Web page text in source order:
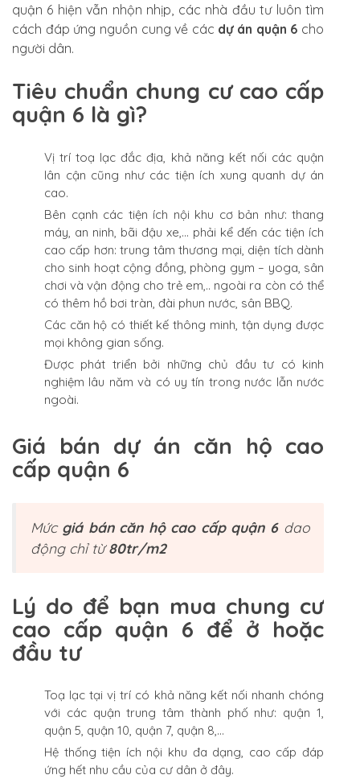
quận 6 hiện vẫn nhộn nhịp, các nhà đầu tư luôn tìm
cách đáp ứng nguồn cung về các dự án quận 6 cho
người dân.
Tiêu chuẩn chung cư cao cấp
quận 6 là gì?
Vị trí toạ lạc đắc địa, khả năng kết nối các quận
lân cận cũng như các tiện ích xung quanh dự án
cao.
Bên cạnh các tiện ích nội khu cơ bản như: thang
máy, an ninh, bãi đậu xe,… phải kể đến các tiện ích
cao cấp hơn: trung tâm thương mại, diện tích dành
cho sinh hoạt cộng đồng, phòng gym – yoga, sân
chơi và vận động cho trẻ em,.. ngoài ra còn có thể
có thêm hồ bơi tràn, đài phun nước, sân BBQ.
Các căn hộ có thiết kế thông minh, tận dụng được
mọi không gian sống.
Được phát triển bởi những chủ đầu tư có kinh
nghiệm lâu năm và có uy tín trong nước lẫn nước
ngoài.
Giá bán dự án căn hộ cao
cấp quận 6
Mức giá bán căn hộ cao cấp quận 6dao
động chỉ từ80tr/m2
Lý do để bạn mua chung cư
cao cấp quận 6 để ở hoặc
đầu tư
Toạ lạc tại vị trí có khả năng kết nối nhanh chóng
với các quận trung tâm thành phố như: quận 1,
quận 5, quận 10, quận 7, quận 8,…
Hệ thống tiện ích nội khu đa dạng, cao cấp đáp
ứng hết nhu cầu của cư dân ở đây.